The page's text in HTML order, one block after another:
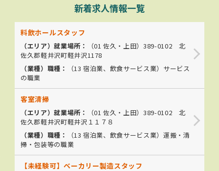
新着求人情報一覧
料飲ホールスタッフ
（エリア）就業場所： （01 佐久・上田） 389-0102 北
佐久郡軽井沢町軽井沢1178
（業種）職種：
（13 宿泊業、飲食サービス業）サービス
の職業
客室清掃
（エリア）就業場所： （01 佐久・上田） 389-0102 北
佐久郡軽井沢町軽井沢１１７８
（業種）職種：
（13 宿泊業、飲食サービス業）運搬・清
掃・包装等の職業
【未経験可】ベーカリー製造スタッフ